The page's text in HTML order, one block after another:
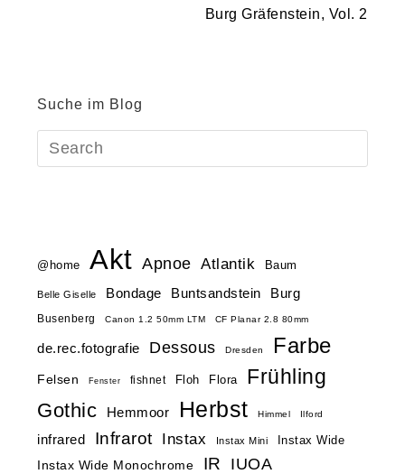
Burg Gräfenstein, Vol. 2
Suche im Blog
@home Akt Apnoe Atlantik Baum
Belle Giselle Bondage Buntsandstein Burg
Busenberg Canon 1.2 50mm LTM CF Planar 2.8 80mm
de.rec.fotografie Dessous Dresden Farbe
Felsen Fenster fishnet Floh Flora Frühling
Gothic Hemmoor Herbst Himmel Ilford
infrared Infrarot Instax Instax Mini
Instax Wide
Instax Wide Monochrome
IR
IUOA